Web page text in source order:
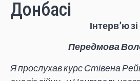
Донбасі
Інтерв’ю
Передмова
Я прослухав курс Стівена